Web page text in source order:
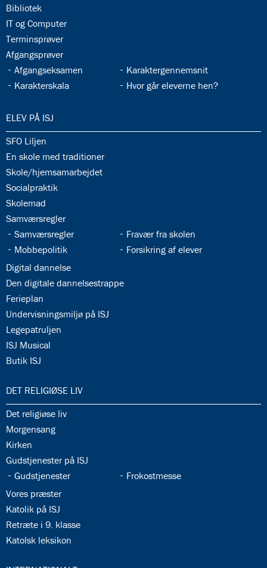
33.7:
Bibliotek
33.8:
IT og Computer
33.9:
Terminsprøver
33.10:
Afgangsprøver
33.11:
Afgangseksamen 33.12:
Karaktergennemsnit
33.13:
Karakterskala 33.14:
Hvor går eleverne hen?
34.0:
ELEV PÅ ISJ
34.1:
SFO Liljen
34.2:
En skole med traditioner
34.3:
Skole/hjemsamarbejdet
34.4:
Socialpraktik
34.5:
Skolemad
34.6:
Samværsregler
34.7:
Samværsregler 34.8:
Fravær fra skolen
34.9:
Mobbepolitik 34.10:
Forsikring af elever
34.11:
Digital dannelse
34.12:
Den digitale dannelsestrappe
34.13:
Ferieplan
34.14:
Undervisningsmiljø på ISJ
34.15:
Legepatruljen
34.16:
ISJ Musical
34.17:
Butik ISJ
35.0:
DET RELIGIØSE LIV
35.1:
Det religiøse liv
35.2:
Morgensang
35.3:
Kirken
35.4:
Gudstjenester på ISJ
35.5:
Gudstjenester 35.6:
Frokostmesse
35.7:
Vores præster
35.8:
Katolik på ISJ
35.9:
Retræte i 9. klasse
35.10:
Katolsk leksikon